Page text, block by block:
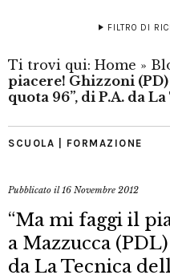
FILTRO DI
Ti trovi qui: Home »
piacere! Ghizzoni
quota 96”, di P.A. da
SCUOLA | FORMAZIONE
Pubblicato il16 Novembre 2012
“Ma mi faggi il
a Mazzucca
da La Tecnica